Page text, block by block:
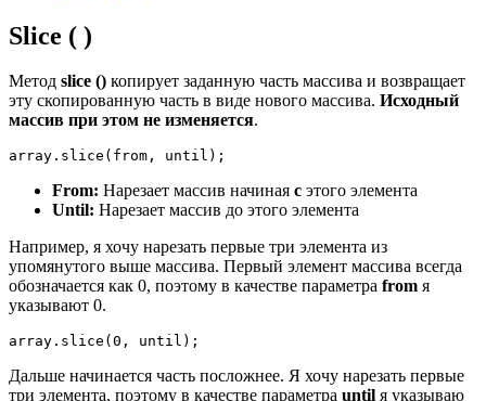
Slice ( )
Метод slice () копирует заданную часть массива и возвращает
эту скопированную часть в виде нового массива. Исходный
массив при этом не изменяется.
array.slice(from, until);
From: Нарезает массив начиная с этого элемента
Until: Нарезает массив до этого элемента
Например, я хочу нарезать первые три элемента из
упомянутого выше массива. Первый элемент массива всегда
обозначается как 0, поэтому в качестве параметра from я
указывают 0.
array.slice(0, until);
Дальше начинается часть посложнее. Я хочу нарезать первые
три элемента, поэтому в качестве параметра until я указываю